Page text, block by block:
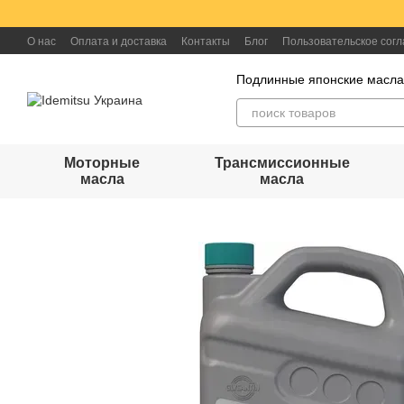
О нас Оплата и доставка Контакты Блог Пользовательское
Подлинные японские
Моторные
масла
Трансмиссионные
масла